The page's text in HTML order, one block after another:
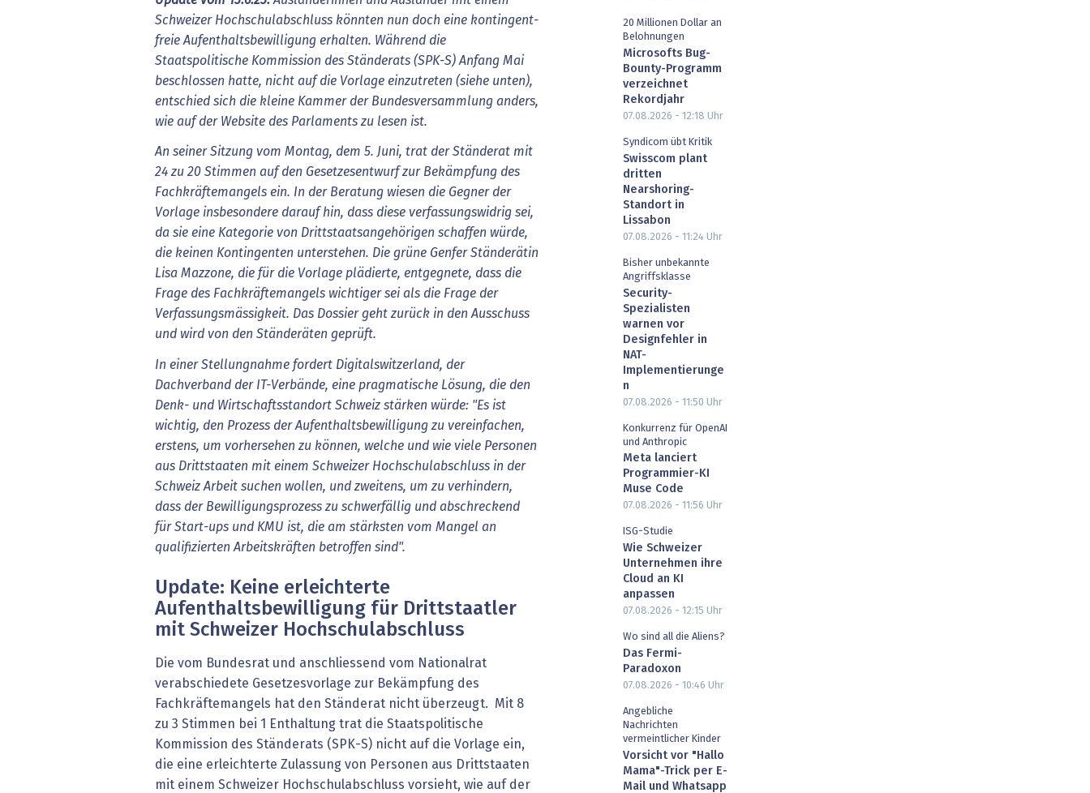
Schweizer Hochschulabschluss könnten nun doch eine kontingent-
freie Aufenthaltsbewilligung erhalten. Während die
Staatspolitische Kommission des Ständerats (SPK-S) Anfang Mai
beschlossen hatte, nicht auf die Vorlage einzutreten (siehe unten),
entschied sich die kleine Kammer der Bundesversammlung anders,
wie auf der Website des Parlaments zu lesen ist.
An seiner Sitzung vom Montag, dem 5. Juni, trat der Ständerat mit
24 zu 20 Stimmen auf den Gesetzesentwurf zur Bekämpfung des
Fachkräftemangels ein. In der Beratung wiesen die Gegner der
Vorlage insbesondere darauf hin, dass diese verfassungswidrig sei,
da sie eine Kategorie von Drittstaatsangehörigen schaffen würde,
die keinen Kontingenten unterstehen. Die grüne Genfer Ständerätin
Lisa Mazzone, die für die Vorlage plädierte, entgegnete, dass die
Frage des Fachkräftemangels wichtiger sei als die Frage der
Verfassungsmässigkeit. Das Dossier geht zurück in den Ausschuss
und wird von den Ständeräten geprüft.
In einer Stellungnahme fordert Digitalswitzerland, der
Dachverband der IT-Verbände, eine pragmatische Lösung, die den
Denk- und Wirtschaftsstandort Schweiz stärken würde: "Es ist
wichtig, den Prozess der Aufenthaltsbewilligung zu vereinfachen,
erstens, um vorhersehen zu können, welche und wie viele Personen
aus Drittstaaten mit einem Schweizer Hochschulabschluss in der
Schweiz Arbeit suchen wollen, und zweitens, um zu verhindern,
dass der Bewilligungsprozess zu schwerfällig und abschreckend
für Start-ups und KMU ist, die am stärksten vom Mangel an
qualifizierten Arbeitskräften betroffen sind".
Update: Keine erleichterte
Aufenthaltsbewilligung für Drittstaatler
mit Schweizer Hochschulabschluss
Die vom Bundesrat und anschliessend vom Nationalrat
verabschiedete Gesetzesvorlage zur Bekämpfung des
Fachkräftemangels hat den Ständerat nicht überzeugt. Mit 8
zu 3 Stimmen bei 1 Enthaltung trat die Staatspolitische
Kommission des Ständerats (SPK-S) nicht auf die Vorlage ein,
die eine erleichterte Zulassung von Personen aus Drittstaaten
mit einem Schweizer Hochschulabschluss vorsieht, wie auf der
20 Millionen Dollar an
Belohnungen
Microsofts Bug-
Bounty-Programm
verzeichnet
Rekordjahr
07.08.2026 - 12:18 Uhr
Syndicom übt Kritik
Swisscom plant
dritten
Nearshoring-
Standort in
Lissabon
07.08.2026 - 11:24 Uhr
Bisher unbekannte
Angriffsklasse
Security-
Spezialisten
warnen vor
Designfehler in
NAT-
Implementierunge
n
07.08.2026 - 11:50 Uhr
Konkurrenz für OpenAI
und Anthropic
Meta lanciert
Programmier-KI
Muse Code
07.08.2026 - 11:56 Uhr
ISG-Studie
Wie Schweizer
Unternehmen ihre
Cloud an KI
anpassen
07.08.2026 - 12:15 Uhr
Wo sind all die Aliens?
Das Fermi-
Paradoxon
07.08.2026 - 10:46 Uhr
Angebliche
Nachrichten
vermeintlicher Kinder
Vorsicht vor "Hallo
Mama"-Trick per E-
Mail und Whatsapp